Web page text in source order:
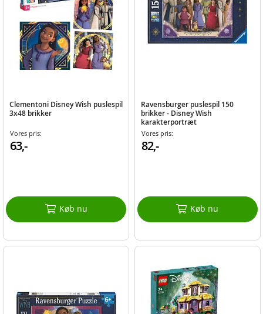
Clementoni Disney Wish puslespil
3x48 brikker
Vores pris:
63,-
Køb nu
Ravensburger puslespil 150
brikker - Disney Wish
karakterportræt
Vores pris:
82,-
Køb nu